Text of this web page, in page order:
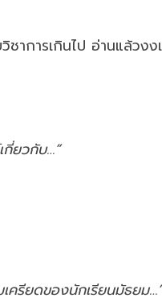
าการเกินไป อ่านแล้วงง
กี่ยวกับ…”
ครียดของนักเรียนมัธยม…”